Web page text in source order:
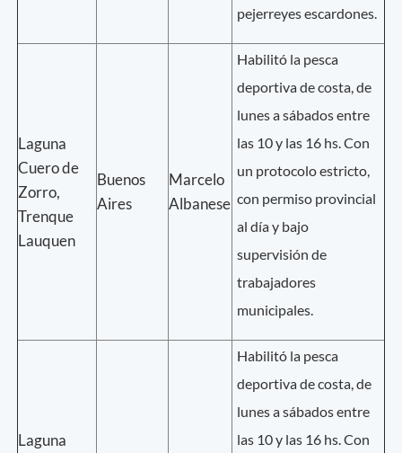
pejerreyes escardones.
Laguna
Cuero de
Zorro,
Trenque
Lauquen
Buenos
Aires
Marcelo
Albanese
Habilitó la pesca
deportiva de costa, de
lunes a sábados entre
las 10 y las 16 hs. Con
un protocolo estricto,
con permiso provincial
al día y bajo
supervisión de
trabajadores
municipales.
Laguna
Habilitó la pesca
deportiva de costa, de
lunes a sábados entre
las 10 y las 16 hs. Con